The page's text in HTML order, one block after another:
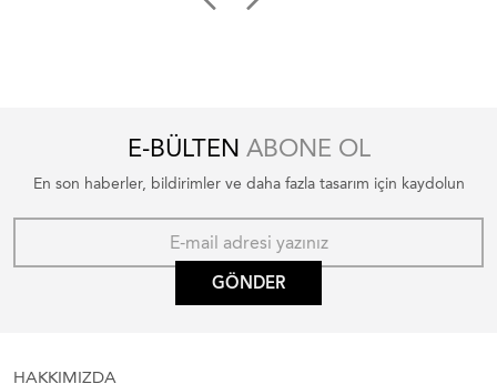
E-BÜLTEN ABONE OL
En son haberler, bildirimler ve daha fazla tasarım için kaydolun
GÖNDER
HAKKIMIZDA